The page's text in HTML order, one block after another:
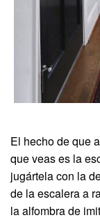
El hecho de que
que veas es la
jugártela con la
de la escalera a
la alfombra de